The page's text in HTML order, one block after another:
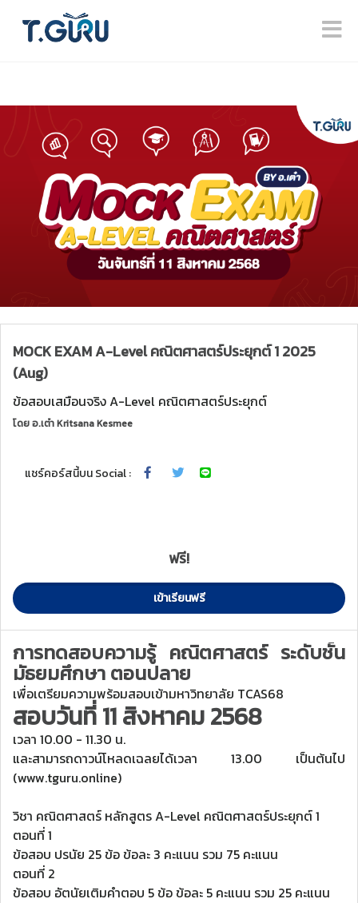
MOCK EXAM A-Level คณิตศาสตร์ประยุกต์ 1 2025
(Aug)
ข้อสอบเสมือนจริง A-Level คณิตศาสตร์ประยุกต์
โดยอ.เต๋า Kritsana Kesmee
แชร์คอร์สนี้บน Social :
ฟรี!
เข้าเรียนฟรี
การทดสอบความรู้ คณิตศาสตร์ระดับชั้น
มัธยมศึกษา ตอนปลาย
เพื่อเตรียมความพร้อมสอบเข้ามหาวิทยาลัย TCAS68
สอบวันที่ 11 สิงหาคม 2568
เวลา 10.00 - 11.30 น.
และสามารถดาวน์โหลดเฉลยได้เวลา 13.00 เป็นต้นไป
(www.tguru.online)
วิชา คณิตศาสตร์ หลักสูตร A-Level คณิตศาสตร์ประยุกต์ 1
ตอนที่ 1
ข้อสอบ ปรนัย 25 ข้อ ข้อละ 3 คะแนน รวม 75 คะแนน
ตอนที่ 2
ข้อสอบ อัตนัยเติมคำตอบ 5 ข้อ ข้อละ 5 คะแนน รวม 25 คะแนน